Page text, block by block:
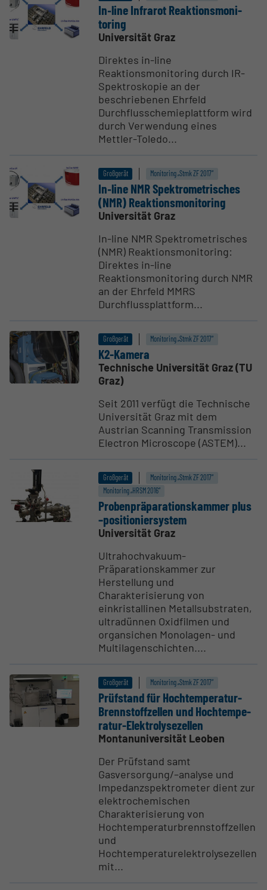
In‐line Infrarot Reakti­ons­moni­
toring
Universität Graz
Direktes in-line
Reaktionsmonitoring durch IR-
Spektroskopie an der
beschriebenen Ehrfeld
Durchflusschemieplattform wird
durch Verwendung eines
Mettler-Toledo...
Großgerät Monitoring „Stmk ZF 2017“
In‐line NMR Spektro­me­tri­sches
(NMR) Reakti­ons­moni­toring
Universität Graz
In-line NMR Spektrometrisches
(NMR) Reaktionsmonitoring:
Direktes in-line
Reaktionsmonitoring durch NMR
an der Ehrfeld MMRS
Durchflussplattform...
Großgerät Monitoring „Stmk ZF 2017“
K2-Kamera
Technische Universität Graz (TU
Graz)
Seit 2011 verfügt die Technische
Universität Graz mit dem
Austrian Scanning Transmission
Electron Microscope (ASTEM)...
Großgerät
Monitoring „Stmk ZF 2017“
Monitoring „HRSM 2016“
Proben­präpa­ra­ti­ons­kammer plus
–positio­nier­system
Universität Graz
Ultrahochvakuum-
Präparationskammer zur
Herstellung und
Charakterisierung von
einkristallinen Metallsubstraten,
ultradünnen Oxidfilmen und
organsichen Monolagen- und
Multilagenschichten....
Großgerät Monitoring „Stmk ZF 2017“
Prüfstand für Hochtem­pe­ratur-
Brenn­stoff­zellen und Hochtem­pe­
ratur-Elektro­ly­se­zellen
Montanuniversität Leoben
Der Prüfstand samt
Gasversorgung/–analyse und
Impedanzspektrometer dient zur
elektrochemischen
Charakterisierung von
Hochtemperaturbrennstoffzellen
und
Hochtemperaturelektrolysezellen
mit...